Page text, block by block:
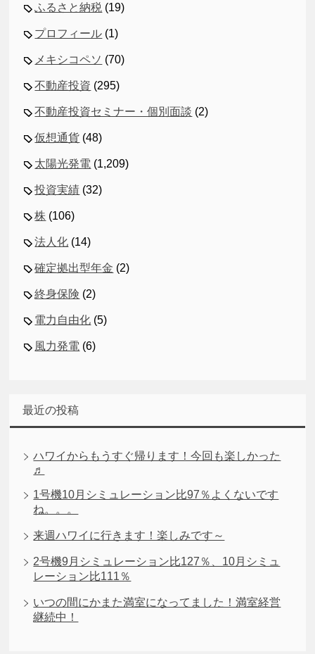
ふるさと納税 (19)
プロフィール (1)
メキシコペソ (70)
不動産投資 (295)
不動産投資セミナー・個別面談 (2)
仮想通貨 (48)
太陽光発電 (1,209)
投資実績 (32)
株 (106)
法人化 (14)
確定拠出型年金 (2)
終身保険 (2)
電力自由化 (5)
風力発電 (6)
最近の投稿
ハワイからもうすぐ帰ります！今回も楽しかった
♬
1号機10月シミュレーション比97％よくないです
ね。。。
来週ハワイに行きます！楽しみです～
2号機9月シミュレーション比127％、10月シミュ
レーション比111％
いつの間にかまた満室になってました！満室経営
継続中！